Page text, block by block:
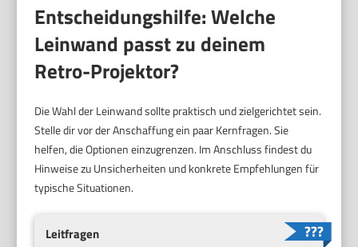
Entscheidungshilfe: Welche
Leinwand passt zu deinem
Retro-Projektor?
Die Wahl der Leinwand sollte praktisch und zielgerichtet sein.
Stelle dir vor der Anschaffung ein paar Kernfragen. Sie
helfen, die Optionen einzugrenzen. Im Anschluss findest du
Hinweise zu Unsicherheiten und konkrete Empfehlungen für
typische Situationen.
Leitfragen